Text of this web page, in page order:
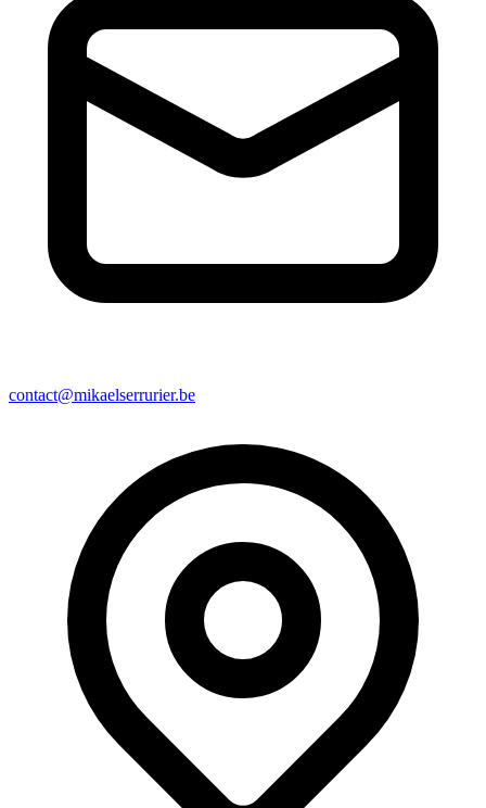
contact@mikaelserrurier.be